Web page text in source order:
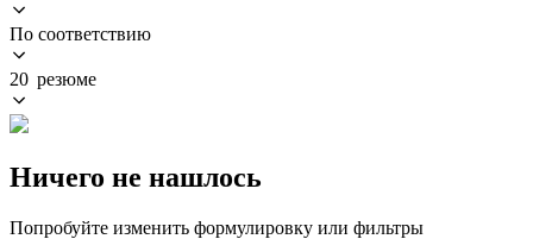
По соответствию
20 резюме
Ничего не нашлось
Попробуйте изменить формулировку или фильтры